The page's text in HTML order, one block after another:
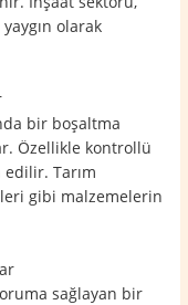
olarak
bir boşaltma
Özellikle kontrollü
Tarım
gibi malzemelerin
sağlayan bir